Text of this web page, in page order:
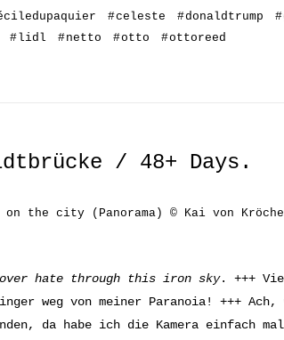
#celeste #donaldtrump #
#lidl #netto #otto #ottoreed
/ 48+ Days.
the city (Panorama) © Kai von
hate through this iron sky. +++
weg von meiner Paranoia! +++
da habe ich die Kamera einfach